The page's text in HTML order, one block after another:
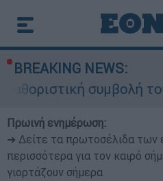
BREAKING NEWS:
συμβολή του
Πρωινή ενημέρωση:
➔ Δείτε τα πρωτοσέλιδα των
περισσότερα για τον καιρό
γιορτάζουν σήμερα